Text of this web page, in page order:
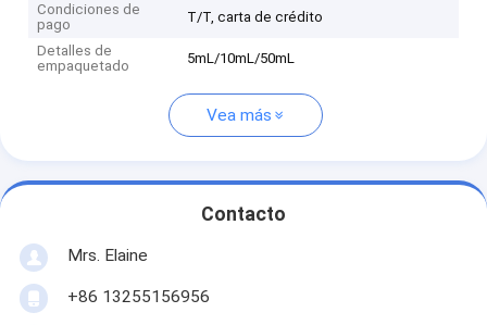
Condiciones de
pago
T/T, carta de crédito
Detalles de
empaquetado
5mL/10mL/50mL
Vea más
Contacto
Mrs. Elaine
+86 13255156956